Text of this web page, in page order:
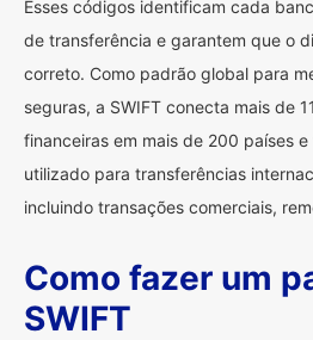
Esses códigos identificam cada
de transferência e garantem que o
correto. Como padrão global para
seguras, a SWIFT conecta mais de
financeiras em mais de 200 países
utilizado para transferências
incluindo transações comerciais,
Como fazer um
SWIFT